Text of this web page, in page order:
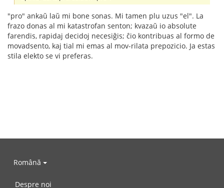
"pro" ankaŭ laŭ mi bone sonas. Mi tamen plu uzus "el". La
frazo donas al mi katastrofan senton; kvazaŭ io absolute
farendis, rapidaj decidoj necesiĝis; ĉio kontribuas al formo de
movadsento, kaj tial mi emas al mov-rilata prepozicio. Ja estas
stila elekto se vi preferas.
Română
Despre noi